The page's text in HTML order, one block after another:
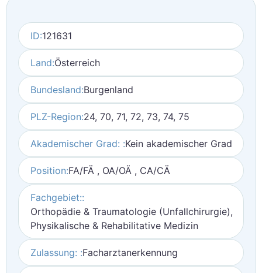
ID:121631
Land:Österreich
Bundesland:Burgenland
PLZ-Region:24, 70, 71, 72, 73, 74, 75
Akademischer Grad: :Kein akademischer Grad
Position:FA/FÄ , OA/OÄ , CA/CÄ
Fachgebiet::
Orthopädie & Traumatologie (Unfallchirurgie),
Physikalische & Rehabilitative Medizin
Zulassung: :Facharztanerkennung